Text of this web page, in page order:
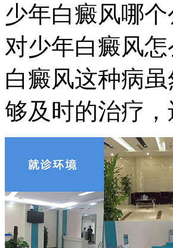
少年白癜风哪
对少年白癜风
白癜风这种病
够及时的治疗